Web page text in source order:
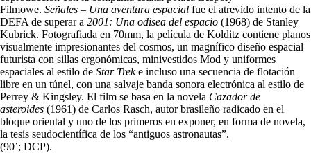
Filmowe. Señales – Una aventura espacial fue el atrevido intento de la
DEFA de superar a 2001: Una odisea del espacio (1968) de Stanley
Kubrick. Fotografiada en 70mm, la película de Kolditz contiene planos
visualmente impresionantes del cosmos, un magnífico diseño espacial
futurista con sillas ergonómicas, minivestidos Mod y uniformes
espaciales al estilo de Star Treke incluso una secuencia de flotación
libre en un túnel, con una salvaje banda sonora electrónica al estilo de
Perrey & Kingsley. El film se basa en la novela Cazador de
asteroides (1961) de Carlos Rasch, autor brasileño radicado en el
bloque oriental y uno de los primeros en exponer, en forma de novela,
la tesis seudocientífica de los “antiguos astronautas”.
(90’; DCP).